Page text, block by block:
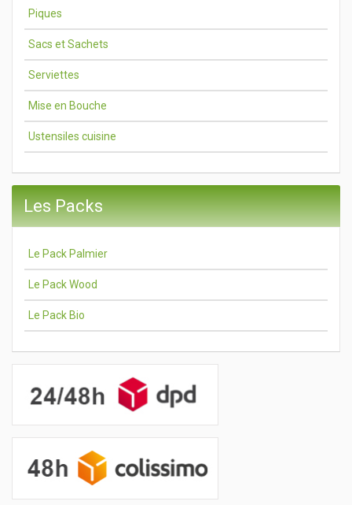
Piques
Sacs et Sachets
Serviettes
Mise en Bouche
Ustensiles cuisine
Les Packs
Le Pack Palmier
Le Pack Wood
Le Pack Bio